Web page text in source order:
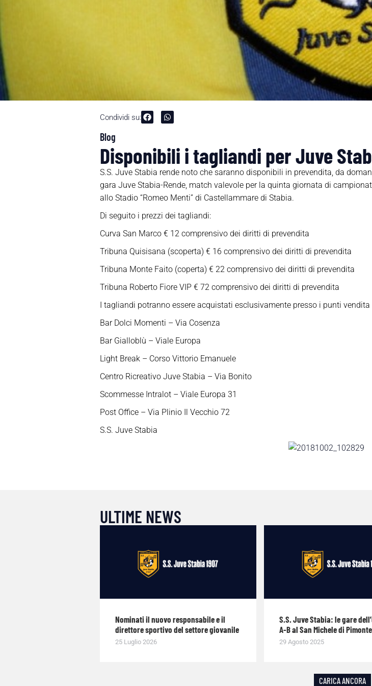
Condividi su:
Blog
Disponibili i tagliandi per Juve
S.S. Juve Stabia rende noto che saranno disponibili in prevendita, da
gara Juve Stabia-Rende, match valevole per la quinta giornata di
allo Stadio “Romeo Menti” di Castellammare di Stabia.
Di seguito i prezzi dei tagliandi:
Curva San Marco € 12 comprensivo dei diritti di prevendita
Tribuna Quisisana (scoperta) € 16 comprensivo dei diritti di prevendita
Tribuna Monte Faito (coperta) € 22 comprensivo dei diritti di prevendita
Tribuna Roberto Fiore VIP € 72 comprensivo dei diritti di prevendita
I tagliandi potranno essere acquistati esclusivamente presso i punti
Bar Dolci Momenti – Via Cosenza
Bar Gialloblù – Viale Europa
Light Break – Corso Vittorio Emanuele
Centro Ricreativo Juve Stabia – Via Bonito
Scommesse Intralot – Viale Europa 31
Post Office – Via Plinio Il Vecchio 72
S.S. Juve Stabia
ULTIME NEWS
Nominati il nuovo responsabile e il
direttore sportivo del settore giovanile
25 Luglio 2026
S.S. Juve Stabia: le gare
A-B al San Michele di Pimonte
29 Agosto 2025
CARICA ANCORA